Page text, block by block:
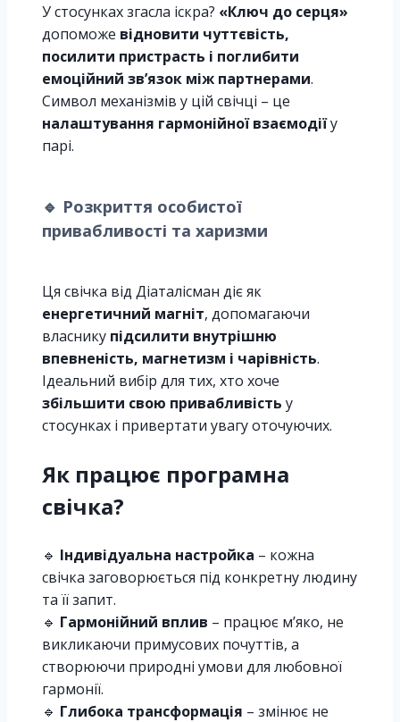
У стосунках згасла іскра? «Ключ до серця»
допоможе відновити чуттєвість,
посилити пристрасть і поглибити
емоційний зв’язок між партнерами.
Символ механізмів у цій свічці – це
налаштування гармонійної взаємодіїу
парі.
🔹 Розкриття особистої
привабливості та харизми
Ця свічка від Діаталісман діє як
енергетичний магніт, допомагаючи
власнику підсилити внутрішню
впевненість, магнетизм і чарівність.
Ідеальний вибір для тих, хто хоче
збільшити свою привабливість у
стосунках і привертати увагу оточуючих.
Як працює програмна
свічка?
🔹 Індивідуальна настройка – кожна
свічка заговорюється під конкретну людину
та її запит.
🔹 Гармонійний вплив – працює м’яко, не
викликаючи примусових почуттів, а
створюючи природні умови для любовної
гармонії.
🔹 Глибока трансформація – змінює не